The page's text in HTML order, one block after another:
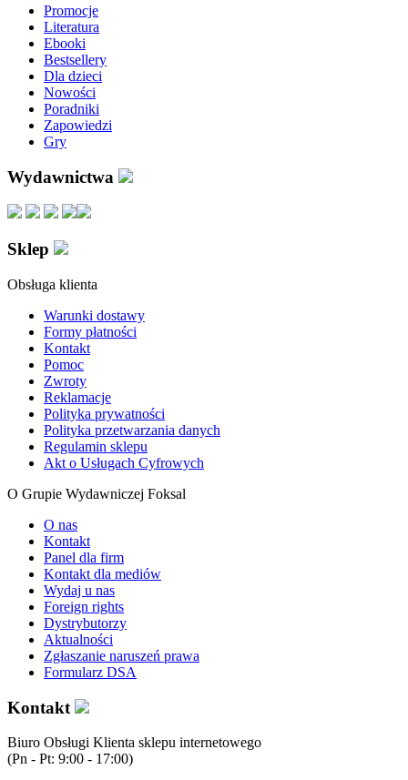
Promocje
Literatura
Ebooki
Bestsellery
Dla dzieci
Nowości
Poradniki
Zapowiedzi
Gry
Wydawnictwa
Sklep
Obsługa klienta
Warunki dostawy
Formy płatności
Kontakt
Pomoc
Zwroty
Reklamacje
Polityka prywatności
Polityka przetwarzania danych
Regulamin sklepu
Akt o Usługach Cyfrowych
O Grupie Wydawniczej Foksal
O nas
Kontakt
Panel dla firm
Kontakt dla mediów
Wydaj u nas
Foreign rights
Dystrybutorzy
Aktualności
Zgłaszanie naruszeń prawa
Formularz DSA
Kontakt
Biuro Obsługi Klienta sklepu internetowego
(Pn - Pt: 9:00 - 17:00)